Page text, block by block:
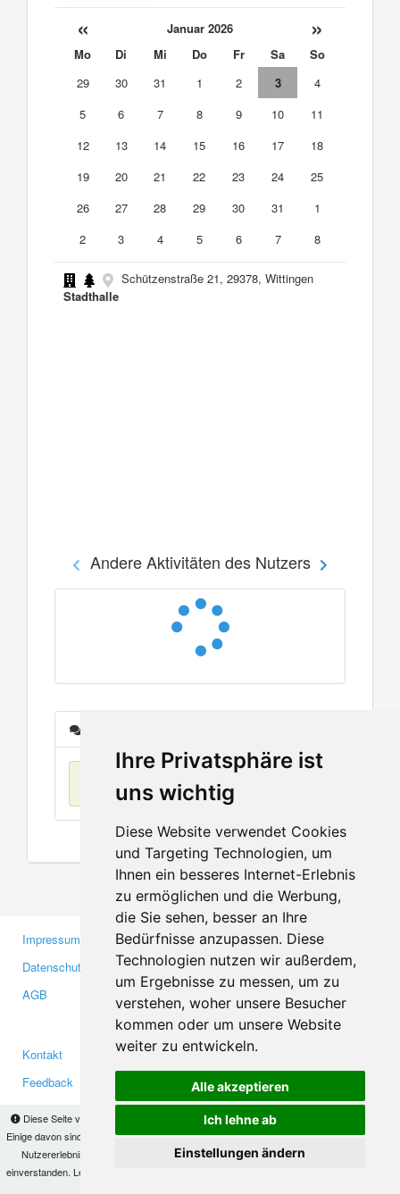
Ihre Privatsphäre ist
uns wichtig
Diese Website verwendet Cookies
und Targeting Technologien, um
Ihnen ein besseres Internet-Erlebnis
zu ermöglichen und die Werbung,
die Sie sehen, besser an Ihre
Bedürfnisse anzupassen. Diese
Technologien nutzen wir außerdem,
um Ergebnisse zu messen, um zu
verstehen, woher unsere Besucher
kommen oder um unsere Website
weiter zu entwickeln.
Alle akzeptieren
Ich lehne ab
Einstellungen ändern
Diese Seite verwendet Cookies, um Informationen auf Ihrem Computer zu speichern.
Einige davon sind notwendig, damit unsere Seite funktioniert, andere helfen uns dabei, das
Nutzererlebnis zu verbessern. Mit der Nutzung dieser Seite erklären Sie sich damit
einverstanden. Lesen Sie unsere
« Januar 2026 »
Mo Di Mi Do Fr Sa
So
29
30 31 1 2 3
4
5
6 7 8 9 10
11
12
13 14 15 16 17
18
19
20 21 22 23 24
25
26
27 28 29 30 31
1
2
3 4 5 6 7 8
Schützenstraße 21, 29378, Wittingen
Stadthalle
Andere Aktivitäten des Nutzers
Keine Einträge
Impressum
Datenschutzerklärung
AGB
Gewerbetreibende
Investoren
Medien
Kontakt
Feedback
Facebook
Twitter
YouTube
Google+